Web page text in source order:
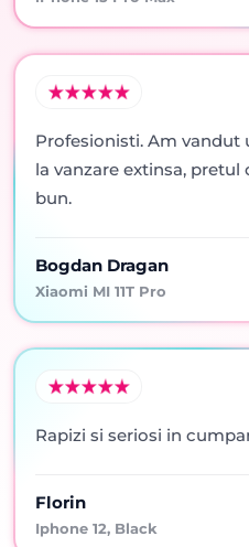
Profesionisti. Am
la vanzare extinsa,
bun.
Bogdan Dragan
Xiaomi MI 11T Pro
Rapizi si seriosi in
Florin
Iphone 12, Black